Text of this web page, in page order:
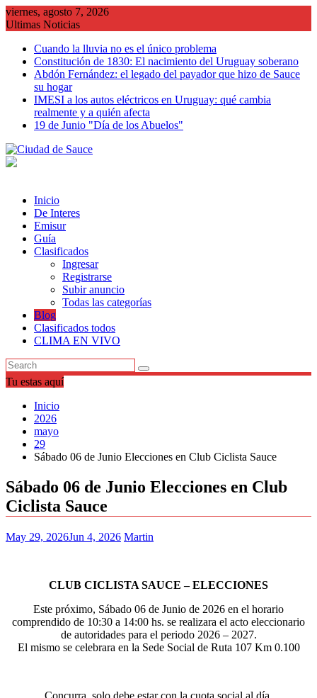
Saltar
al
viernes, agosto 7, 2026
Ultimas Noticias
Cuando la lluvia no es el único problema
Constitución de 1830: El nacimiento del Uruguay soberano
Abdón Fernández: el legado del payador que hizo de Sauce
su hogar
IMESI a los autos eléctricos en Uruguay: qué cambia
realmente y a quién afecta
19 de Junio "Día de los Abuelos"
Inicio
De Interes
Emisur
Guía
Clasificados
Ingresar
Registrarse
Subir anuncio
Todas las categorías
Blog
Clasificados todos
CLIMA EN VIVO
Tu estas aquí
Inicio
2026
mayo
29
Sábado 06 de Junio Elecciones en Club Ciclista Sauce
Sábado 06 de Junio Elecciones en Club
Ciclista Sauce
May 29, 2026Jun 4, 2026 Martin
CLUB CICLISTA SAUCE – ELECCIONES
Este próximo, Sábado 06 de Junio de 2026 en el horario
comprendido de 10:30 a 14:00 hs. se realizara el acto eleccionario
de autoridades para el periodo 2026 – 2027.
El mismo se celebrara en la Sede Social de Ruta 107 Km 0.100
Concurra, solo debe estar con la cuota social al día.